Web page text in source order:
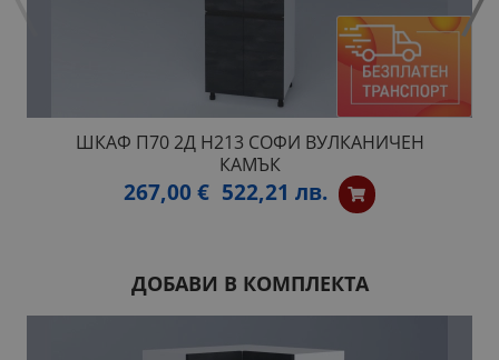
ШКАФ П70 2Д H213 СОФИ ВУЛКАНИЧЕН
КАМЪК
267,00 € 522,21 лв.
ДОБАВИ В КОМПЛЕКТА